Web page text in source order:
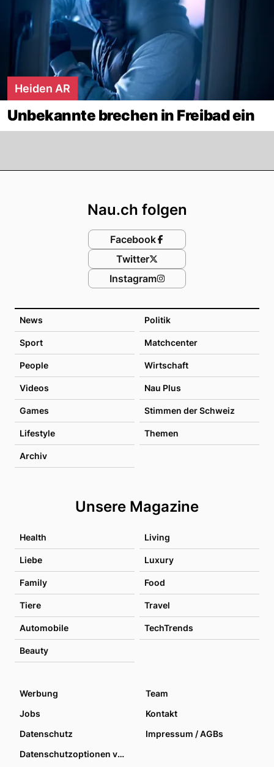
Heiden AR
Unbekannte brechen in Freibad ein
News Politik
Sport Matchcenter
People Wirtschaft
Videos Nau Plus
Games Stimmen der Schweiz
Lifestyle Themen
Archiv
Unsere Magazine
Health Living
Liebe Luxury
Family Food
Tiere Travel
Automobile TechTrends
Beauty
Nau.ch folgen
Facebook
Twitter
Instagram
Werbung
Team
Jobs
Kontakt
Datenschutz
Impressum / AGBs
Datenschutzoptionen verwalten